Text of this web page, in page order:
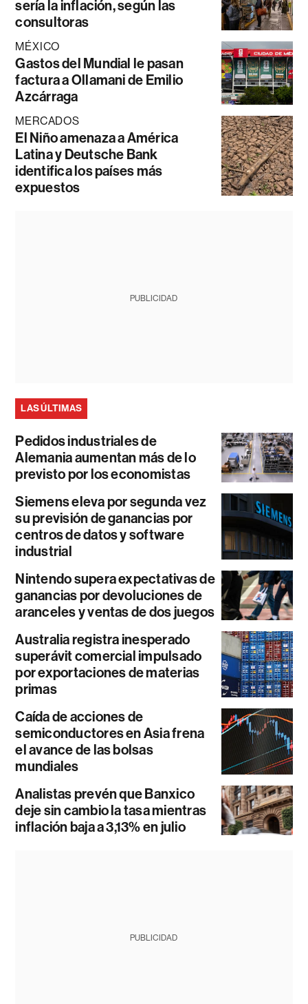
sería la inflación, según las
consultoras
MÉXICO
Gastos del Mundial le pasan
factura a Ollamani de Emilio
Azcárraga
MERCADOS
El Niño amenaza a América
Latina y Deutsche Bank
identifica los países más
expuestos
PUBLICIDAD
LAS ÚLTIMAS
Pedidos industriales de
Alemania aumentan más de lo
previsto por los economistas
Siemens eleva por segunda vez
su previsión de ganancias por
centros de datos y software
industrial
Nintendo supera expectativas de
ganancias por devoluciones de
aranceles y ventas de dos juegos
Australia registra inesperado
superávit comercial impulsado
por exportaciones de materias
primas
Caída de acciones de
semiconductores en Asia frena
el avance de las bolsas
mundiales
Analistas prevén que Banxico
deje sin cambio la tasa mientras
inflación baja a 3,13% en julio
PUBLICIDAD